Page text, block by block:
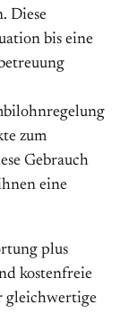
Diese
bis eine
zum
Gebrauch
eine
plus
kostenfreie
gleichwertige